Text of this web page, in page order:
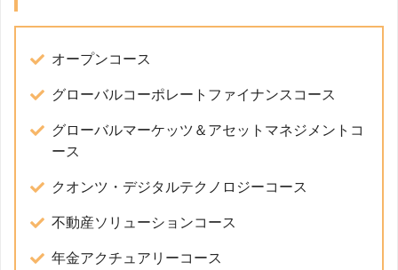
オープンコース
グローバルコーポレートファイナンスコース
グローバルマーケッツ＆アセットマネジメントコ
ース
クオンツ・デジタルテクノロジーコース
不動産ソリューションコース
年金アクチュアリーコース